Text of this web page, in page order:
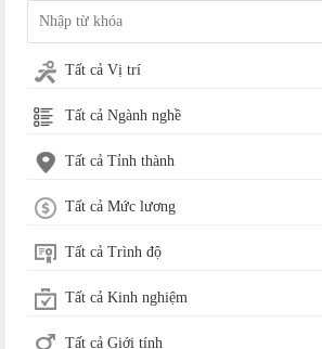
Tất cả Vị trí
Tất cả Ngành nghề
Tất cả Tỉnh thành
Tất cả Mức lương
Tất cả Trình độ
Tất cả Kinh nghiệm
Tất cả Giới tính